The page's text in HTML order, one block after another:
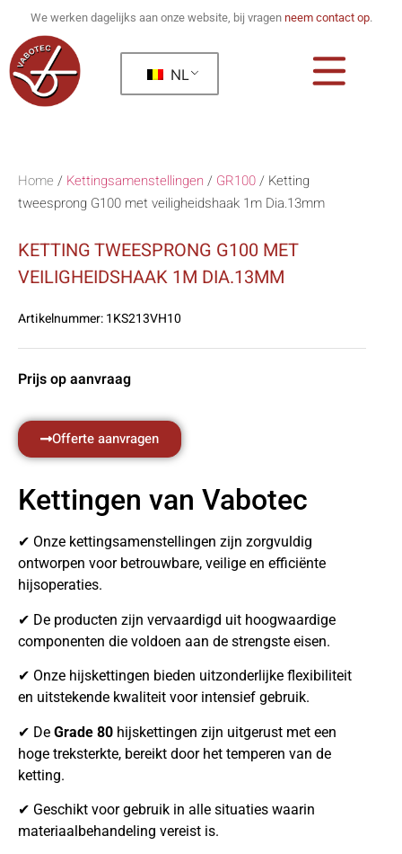
We werken dagelijks aan onze website, bij vragen neem contact op.
NL
Home / Kettingsamenstellingen / GR100/ Ketting
tweesprong G100 met veiligheidshaak 1m Dia.13mm
KETTING TWEESPRONG G100 MET
VEILIGHEIDSHAAK 1M DIA.13MM
Artikelnummer:1KS213VH10
Prijs op aanvraag
Offerte aanvragen
Kettingen van Vabotec
✔ Onze kettingsamenstellingen zijn zorgvuldig
ontworpen voor betrouwbare, veilige en efficiënte
hijsoperaties.
✔ De producten zijn vervaardigd uit hoogwaardige
componenten die voldoen aan de strengste eisen.
✔ Onze hijskettingen bieden uitzonderlijke flexibiliteit
en uitstekende kwaliteit voor intensief gebruik.
✔ De Grade 80 hijskettingen zijn uitgerust met een
hoge treksterkte, bereikt door het temperen van de
ketting.
✔ Geschikt voor gebruik in alle situaties waarin
materiaalbehandeling vereist is.